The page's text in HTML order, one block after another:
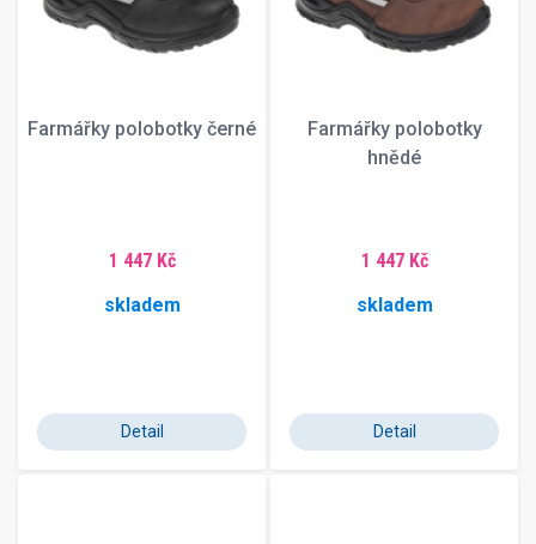
Farmářky polobotky černé
1 447 Kč
skladem
Detail
Farmářky polobotky
hnědé
1 447 Kč
skladem
Detail